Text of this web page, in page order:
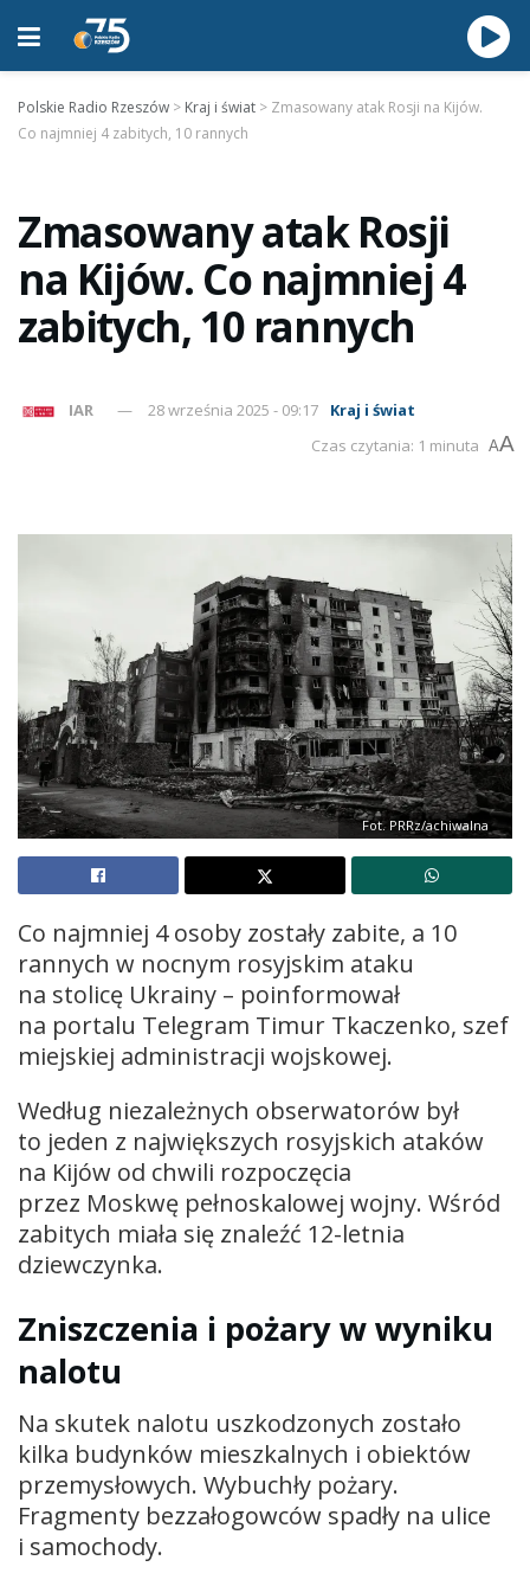
Polskie Radio Rzeszów > Kraj i świat > Zmasowany atak Rosji na Kijów.
Co najmniej 4 zabitych, 10 rannych
Zmasowany atak Rosji
na Kijów. Co najmniej 4
zabitych, 10 rannych
IAR 28 września 2025 - 09:17
Kraj i świat
Czas czytania: 1 minuta AA
Fot. PRRz/achiwalna
Co najmniej 4 osoby zostały zabite, a 10
rannych w nocnym rosyjskim ataku
na stolicę Ukrainy – poinformował
na portalu Telegram Timur Tkaczenko, szef
miejskiej administracji wojskowej.
Według niezależnych obserwatorów był
to jeden z największych rosyjskich ataków
na Kijów od chwili rozpoczęcia
przez Moskwę pełnoskalowej wojny. Wśród
zabitych miała się znaleźć 12-letnia
dziewczynka.
Zniszczenia i pożary w wyniku
nalotu
Na skutek nalotu uszkodzonych zostało
kilka budynków mieszkalnych i obiektów
przemysłowych. Wybuchły pożary.
Fragmenty bezzałogowców spadły na ulice
i samochody.